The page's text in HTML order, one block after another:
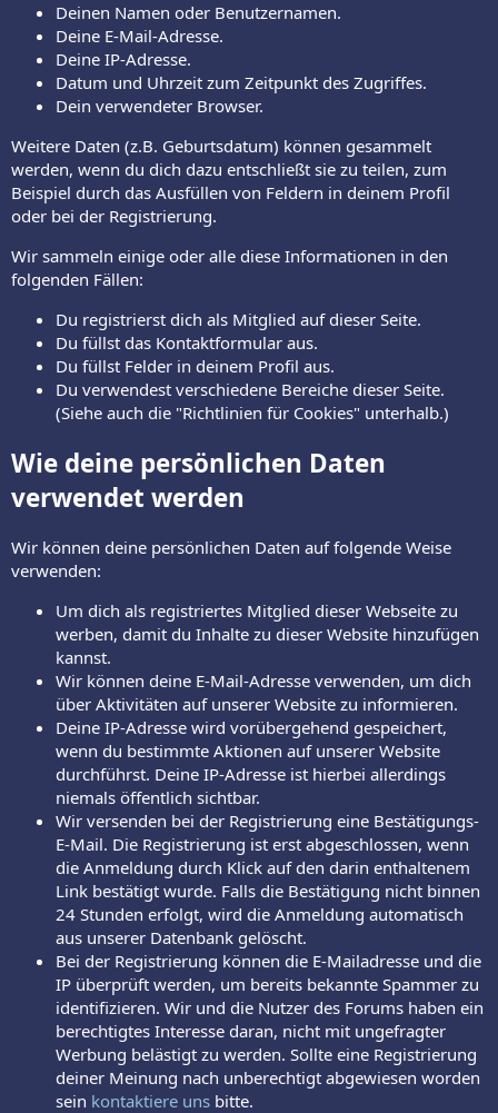
Deinen Namen oder Benutzernamen.
Deine E-Mail-Adresse.
Deine IP-Adresse.
Datum und Uhrzeit zum Zeitpunkt des Zugriffes.
Dein verwendeter Browser.
Weitere Daten (z.B. Geburtsdatum) können gesammelt
werden, wenn du dich dazu entschließt sie zu teilen, zum
Beispiel durch das Ausfüllen von Feldern in deinem Profil
oder bei der Registrierung.
Wir sammeln einige oder alle diese Informationen in den
folgenden Fällen:
Du registrierst dich als Mitglied auf dieser Seite.
Du füllst das Kontaktformular aus.
Du füllst Felder in deinem Profil aus.
Du verwendest verschiedene Bereiche dieser Seite.
(Siehe auch die "Richtlinien für Cookies" unterhalb.)
Wie deine persönlichen Daten
verwendet werden
Wir können deine persönlichen Daten auf folgende Weise
verwenden:
Um dich als registriertes Mitglied dieser Webseite zu
werben, damit du Inhalte zu dieser Website hinzufügen
kannst.
Wir können deine E-Mail-Adresse verwenden, um dich
über Aktivitäten auf unserer Website zu informieren.
Deine IP-Adresse wird vorübergehend gespeichert,
wenn du bestimmte Aktionen auf unserer Website
durchführst. Deine IP-Adresse ist hierbei allerdings
niemals öffentlich sichtbar.
Wir versenden bei der Registrierung eine Bestätigungs-
E-Mail. Die Registrierung ist erst abgeschlossen, wenn
die Anmeldung durch Klick auf den darin enthaltenem
Link bestätigt wurde. Falls die Bestätigung nicht binnen
24 Stunden erfolgt, wird die Anmeldung automatisch
aus unserer Datenbank gelöscht.
Bei der Registrierung können die E-Mailadresse und die
IP überprüft werden, um bereits bekannte Spammer zu
identifizieren. Wir und die Nutzer des Forums haben ein
berechtigtes Interesse daran, nicht mit ungefragter
Werbung belästigt zu werden. Sollte eine Registrierung
deiner Meinung nach unberechtigt abgewiesen worden
sein kontaktiere uns bitte.